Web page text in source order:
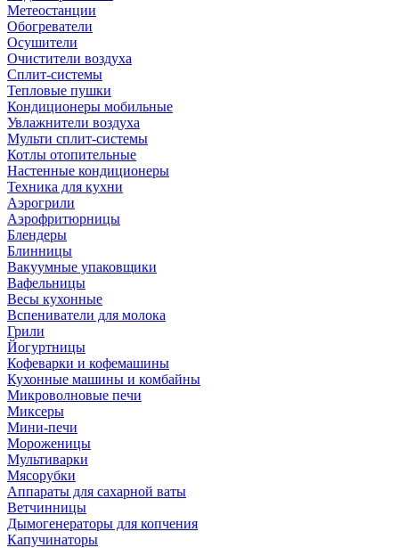
Метеостанции
Обогреватели
Осушители
Очистители воздуха
Сплит-системы
Тепловые пушки
Кондиционеры мобильные
Увлажнители воздуха
Мульти сплит-системы
Котлы отопительные
Настенные кондиционеры
Техника для кухни
Аэрогрили
Аэрофритюрницы
Блендеры
Блинницы
Вакуумные упаковщики
Вафельницы
Весы кухонные
Вспениватели для молока
Грили
Йогуртницы
Кофеварки и кофемашины
Кухонные машины и комбайны
Микроволновые печи
Миксеры
Мини-печи
Мороженицы
Мультиварки
Мясорубки
Аппараты для сахарной ваты
Ветчинницы
Дымогенераторы для копчения
Капучинаторы